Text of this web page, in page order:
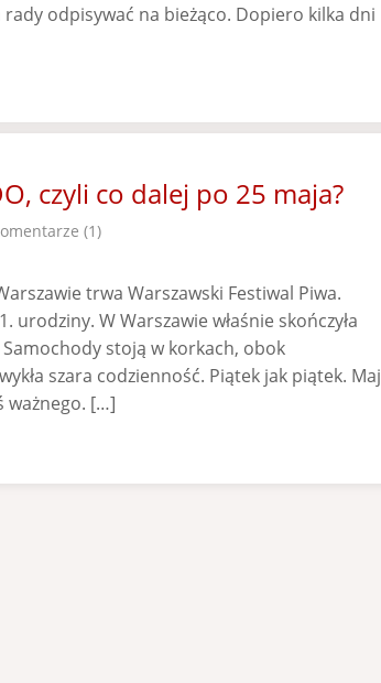
odpisywać na bieżąco. Dopiero kilka dni
czyli co dalej po 25 maja?
(1)
trwa Warszawski Festiwal Piwa.
urodziny. W Warszawie właśnie skończyła
Samochody stoją w korkach, obok
szara codzienność. Piątek jak piątek. Maj
ważnego. […]